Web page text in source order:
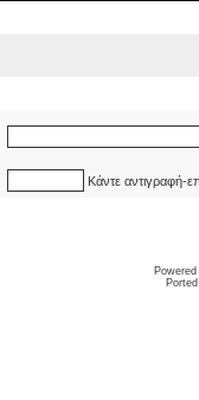
Κάντε αντιγραφή-